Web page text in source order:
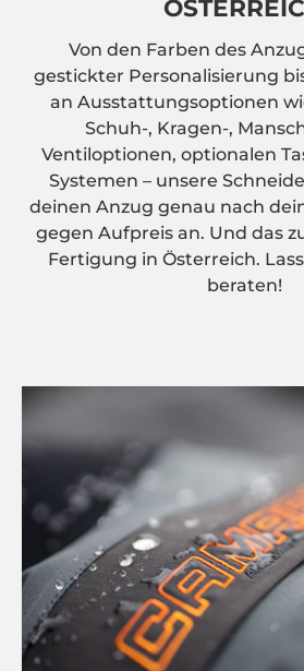
Von den Farben des
gestickter Personalisierung
an Ausstattungsoptionen
Schuh-, Kragen-,
Ventiloptionen, optionalen
Systemen – unsere
deinen Anzug genau nach
gegen Aufpreis an. Und das
Fertigung in Österreich.
beraten!